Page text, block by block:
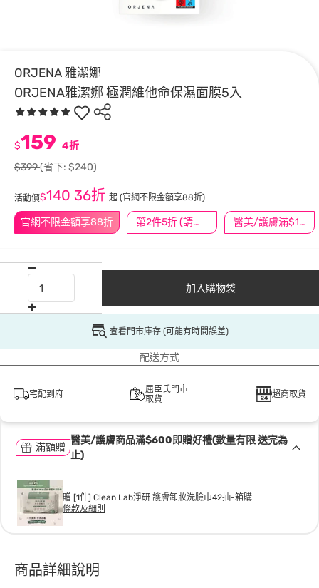
ORJENA 雅潔娜
ORJENA雅潔娜 極潤維他命保濕面膜5入
官網不限金額享88折 第2件5折 (請任選2件商品) 醫美/護膚滿$1200送$200
$159 4折
$399(省下: $240)
活動價$140 36折 起 (官網不限金額享88折)
加入購物袋
查看門市庫存 (可能有時間誤差)
配送方式
宅配到府
屈臣氏門市
取貨
超商取貨
滿額贈
醫美/護膚商品滿$600即贈好禮(數量有限 送完為
止)
贈 [1件] Clean Lab淨研 護膚卸妝洗臉巾42抽-箱購
條款及細則
商品詳細說明